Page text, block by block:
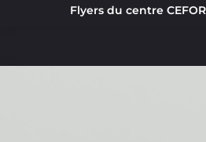
Flyers du centre